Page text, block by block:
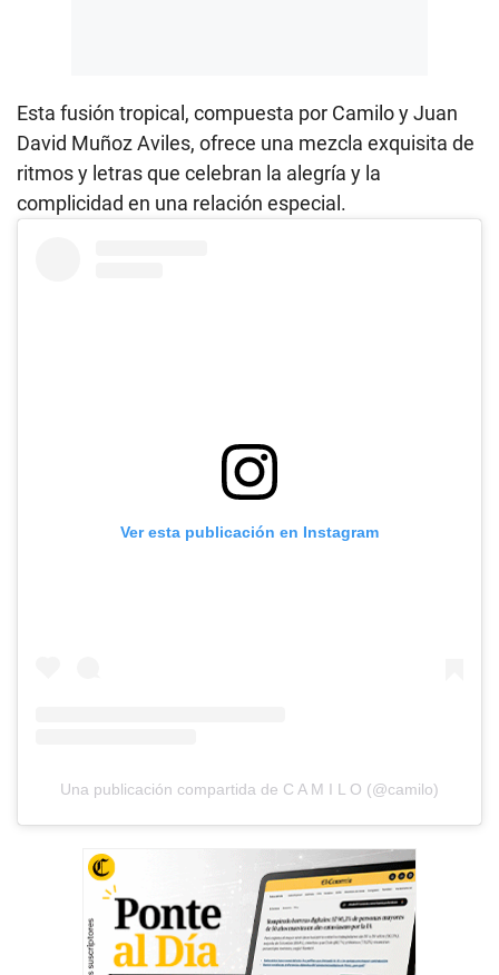
Esta fusión tropical, compuesta por Camilo y Juan
David Muñoz Aviles, ofrece una mezcla exquisita de
ritmos y letras que celebran la alegría y la
complicidad en una relación especial.
Ver esta publicación en Instagram
Una publicación compartida de C A M I L O (@camilo)